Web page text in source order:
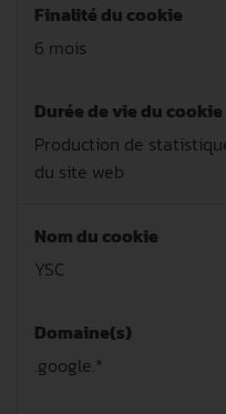
Finalité du cookie
6 mois
Durée de vie du cookie
Production de
du site web
Nom du cookie
YSC
Domaine(s)
.google.*